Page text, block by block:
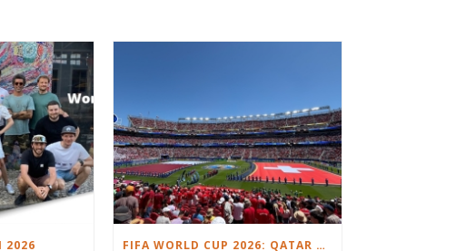
2026 FIFA WORLD CUP 2026: QATAR VS. SWITZERLAND